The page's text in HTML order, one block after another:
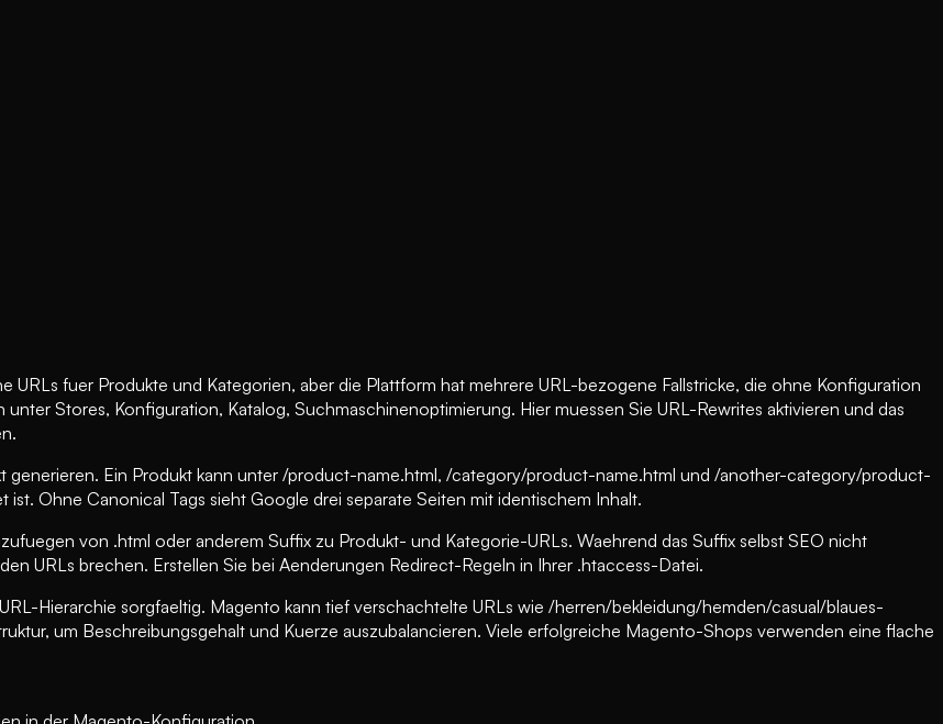
fuer Produkte und Kategorien, aber die Plattform hat mehrere URL-bezogene Fallstricke, die ohne Konfiguration
Stores, Konfiguration, Katalog, Suchmaschinenoptimierung. Hier muessen Sie URL-Rewrites aktivieren und das
generieren. Ein Produkt kann unter /product-name.html, /category/product-name.html und /another-category/product-
Ohne Canonical Tags sieht Google drei separate Seiten mit identischem Inhalt.
von .html oder anderem Suffix zu Produkt- und Kategorie-URLs. Waehrend das Suffix selbst SEO nicht
URLs brechen. Erstellen Sie bei Aenderungen Redirect-Regeln in Ihrer .htaccess-Datei.
Hierarchie sorgfaeltig. Magento kann tief verschachtelte URLs wie /herren/bekleidung/hemden/casual/blaues-
um Beschreibungsgehalt und Kuerze auszubalancieren. Viele erfolgreiche Magento-Shops verwenden eine flache